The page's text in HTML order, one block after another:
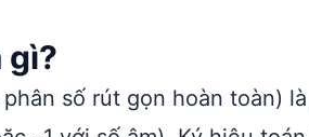
gì?
số rút gọn hoàn toàn)